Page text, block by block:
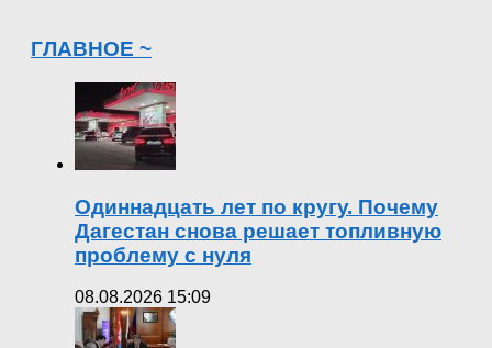
ГЛАВНОЕ ~
Одиннадцать лет по кругу. Почему
Дагестан снова решает топливную
проблему с нуля
08.08.2026 15:09